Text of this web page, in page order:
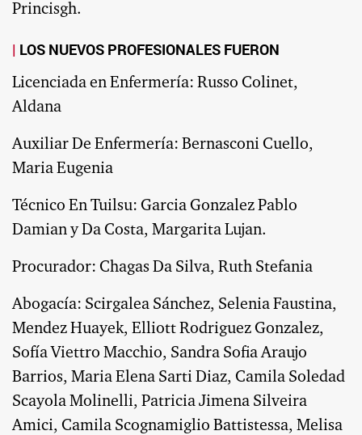
Princisgh.
LOS NUEVOS PROFESIONALES FUERON
Licenciada en Enfermería: Russo Colinet,
Aldana
Auxiliar De Enfermería: Bernasconi Cuello,
Maria Eugenia
Técnico En Tuilsu: Garcia Gonzalez Pablo
Damian y Da Costa, Margarita Lujan.
Procurador: Chagas Da Silva, Ruth Stefania
Abogacía: Scirgalea Sánchez, Selenia Faustina,
Mendez Huayek, Elliott Rodriguez Gonzalez,
Sofía Viettro Macchio, Sandra Sofia Araujo
Barrios, Maria Elena Sarti Diaz, Camila Soledad
Scayola Molinelli, Patricia Jimena Silveira
Amici, Camila Scognamiglio Battistessa, Melisa